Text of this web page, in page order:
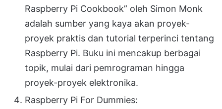
Raspberry Pi Cookbook” oleh Simon Monk
adalah sumber yang kaya akan proyek-
proyek praktis dan tutorial terperinci tentang
Raspberry Pi. Buku ini mencakup berbagai
topik, mulai dari pemrograman hingga
proyek-proyek elektronika.
Raspberry Pi For Dummies: